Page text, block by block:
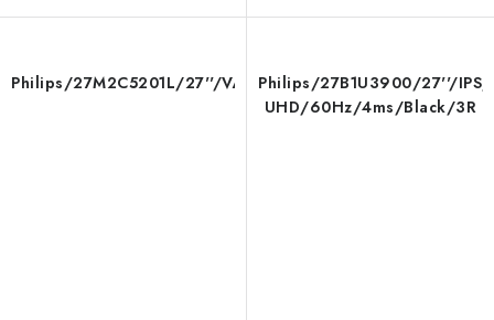
Philips/27M2C5201L/27''/VA/FHD/180Hz/1ms/White/3R
Philips/27B1U3900/27''/IPS/
UHD/60Hz/4ms/Black/3R